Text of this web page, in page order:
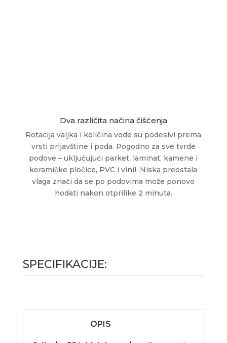
Dva različita načina čišćenja
Rotacija valjka i količina vode su podesivi prema
vrsti prljavštine i poda. Pogodno za sve tvrde
podove – uključujući parket, laminat, kamene i
keramičke pločice, PVC i vinil. Niska preostala
vlaga znači da se po podovima može ponovo
hodati nakon otprilike 2 minuta.
SPECIFIKACIJE:
OPIS